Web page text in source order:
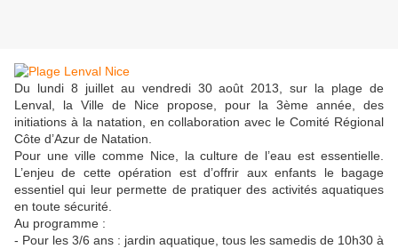
Du lundi 8 juillet au vendredi 30 août 2013, sur la plage de
Lenval, la Ville de Nice propose, pour la 3ème année, des
initiations à la natation, en collaboration avec le Comité Régional
Côte d’Azur de Natation.
Pour une ville comme Nice, la culture de l’eau est essentielle.
L’enjeu de cette opération est d’offrir aux enfants le bagage
essentiel qui leur permette de pratiquer des activités aquatiques
en toute sécurité.
Au programme :
- Pour les 3/6 ans : jardin aquatique, tous les samedis de 10h30 à